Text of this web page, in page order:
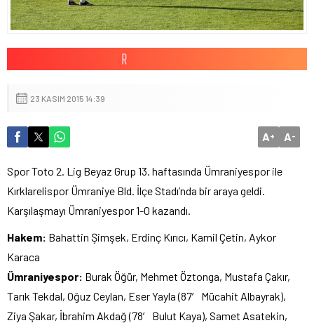
23 KASIM 2015 14:39
A+ A-
Spor Toto 2. Lig Beyaz Grup 13. haftasında Ümraniyespor ile
Kırklarelispor Ümraniye Bld. İlçe Stadı’nda bir araya geldi.
Karşılaşmayı Ümraniyespor 1-0 kazandı.
Hakem: Bahattin Şimşek, Erdinç Kırıcı, Kamil Çetin, Aykor
Karaca
Ümraniyespor: Burak Öğür, Mehmet Öztonga, Mustafa Çakır,
Tarık Tekdal, Oğuz Ceylan, Eser Yayla (87′ Mücahit Albayrak),
Ziya Şakar, İbrahim Akdağ (78′ Bulut Kaya), Samet Asatekin,